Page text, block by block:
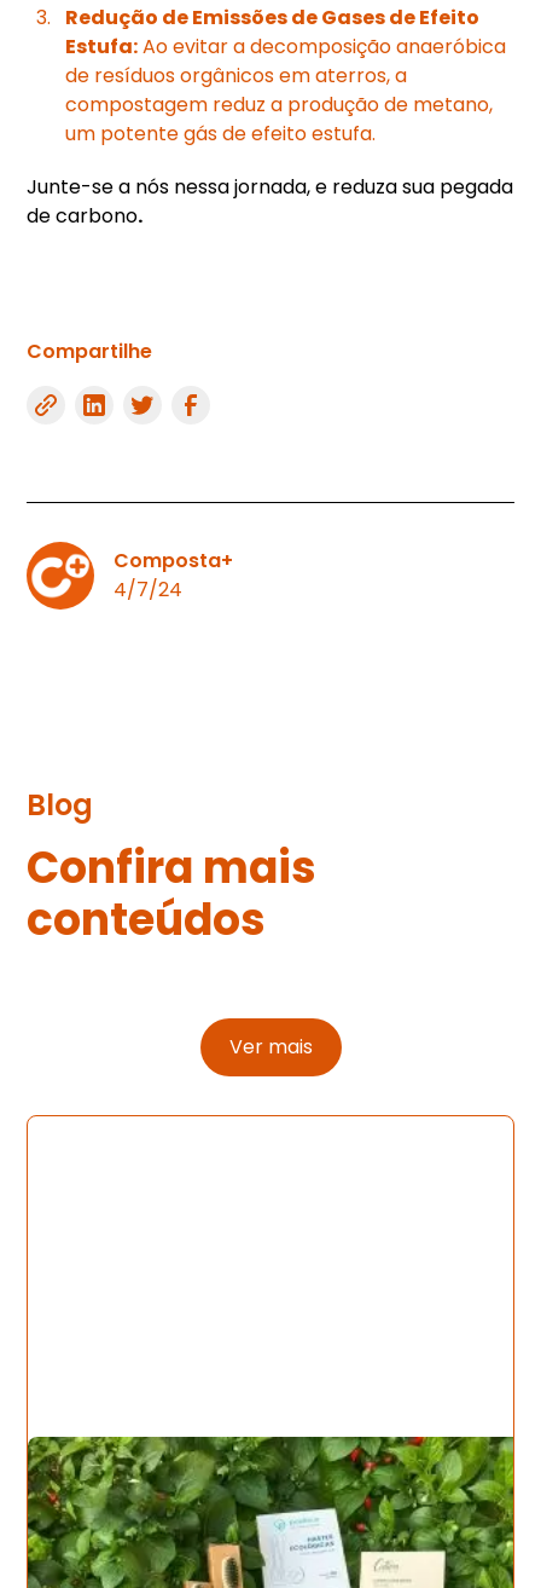
Redução de Emissões de Gases de Efeito
Estufa:Ao evitar a decomposição anaeróbica
de resíduos orgânicos em aterros, a
compostagem reduz a produção de metano,
um potente gás de efeito estufa.
Junte-se a nós nessa jornada, e reduza sua pegada
de carbono.
Compartilhe
Composta+
4/7/24
Blog
Confira mais
conteúdos
Ver mais